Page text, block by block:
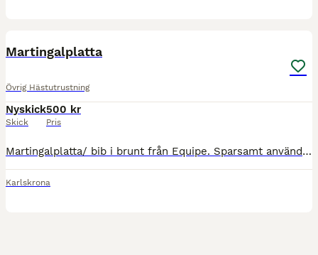
Martingalplatta
Övrig Hästutrustning
Nyskick
Skick
500 kr
Pris
Martingalplatta/ bib i brunt från Equipe. Sparsamt använd, superfint skick! Nypris 1200kr
Karlskrona